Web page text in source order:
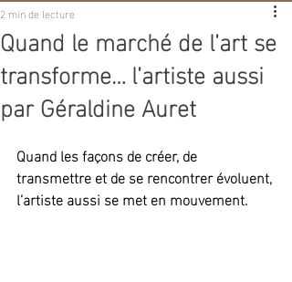
Quand le marché de l’art se
transforme… l’artiste aussi
par Géraldine Auret
2 min de lecture
Quand les façons de créer, de
transmettre et de se rencontrer évoluent,
l’artiste aussi se met en mouvement.